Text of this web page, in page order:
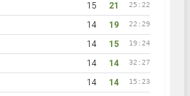
15 21 25:22
14 19 22:29
14 15 19:24
14 14 32:27
14 14 15:23